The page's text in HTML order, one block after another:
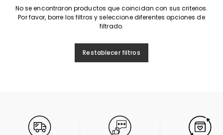
No se encontraron productos que coincidan con sus criterios.
Por favor, borre los filtros y seleccione diferentes opciones de
filtrado.
Restablecer filtros